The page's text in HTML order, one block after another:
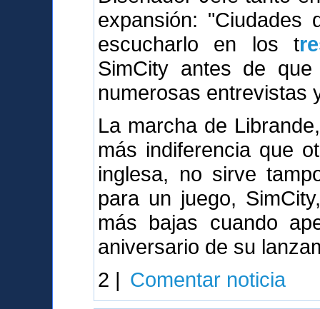
expansión: "Ciudades
escucharlo en los t
SimCity antes de
numerosas entrevistas
La marcha de
más indiferencia que
inglesa, no sirve
para un juego,
más bajas cuando
aniversario de su
2 | Comentar noticia